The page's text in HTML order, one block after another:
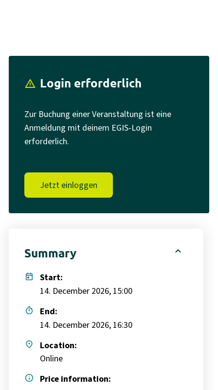
report_problem Login erforderlich
Zur Buchung einer Veranstaltung ist eine
Anmeldung mit deinem EGIS-Login
erforderlich.
Jetzt einloggen
Summary expand_less
today
Start:
14. December 2026, 15:00
timer
End:
14. December 2026, 16:30
place
Location:
Online
info
Price information: